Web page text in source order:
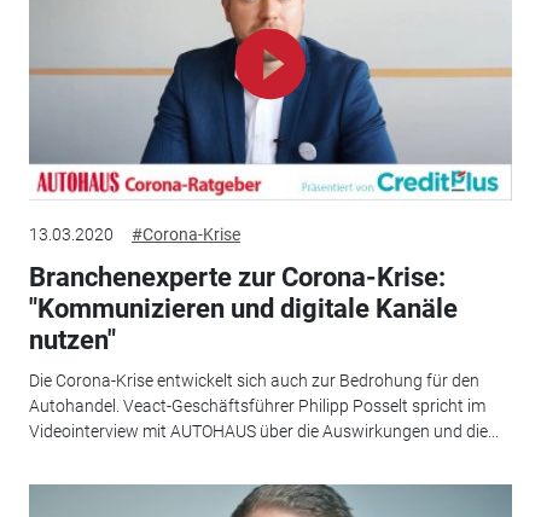
13.03.2020 #Corona-Krise
Branchenexperte zur Corona-Krise:
"Kommunizieren und digitale Kanäle
nutzen"
Die Corona-Krise entwickelt sich auch zur Bedrohung für den
Autohandel. Veact-Geschäftsführer Philipp Posselt spricht im
Videointerview mit AUTOHAUS über die Auswirkungen und die...